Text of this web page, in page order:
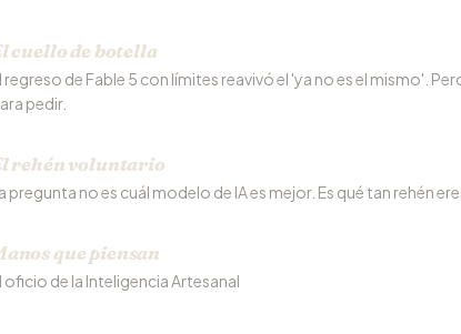
cuello de botella
regreso de Fable 5 con límites reavivó el 'ya no es el mismo'.
pedir.
rehén voluntario
pregunta no es cuál modelo de IA es mejor. Es qué tan rehén
que piensan
oficio de la Inteligencia Artesanal